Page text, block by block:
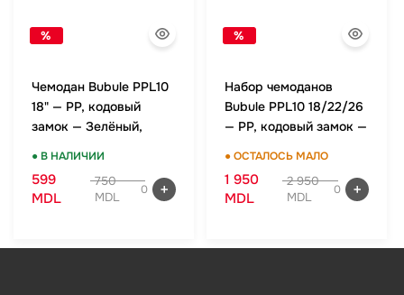
%
Чемодан Bubule PPL10
18" — PP, кодовый
замок — Зелёный,
● В НАЛИЧИИ
599
MDL
750
MDL
0
%
Набор чемоданов
Bubule PPL10 18/22/26
— PP, кодовый замок —
● ОСТАЛОСЬ МАЛО
1 950
MDL
2 950
MDL
0